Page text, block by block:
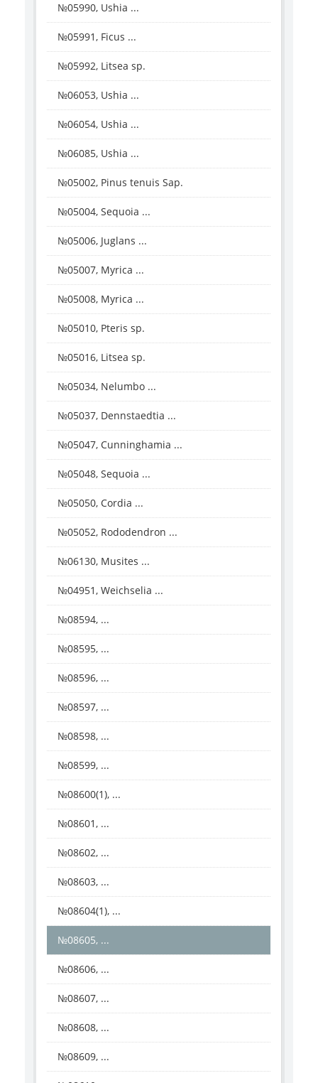
№05990, Ushia ...
№05991, Ficus ...
№05992, Litsea sp.
№06053, Ushia ...
№06054, Ushia ...
№06085, Ushia ...
№05002, Pinus tenuis Sap.
№05004, Sequoia ...
№05006, Juglans ...
№05007, Myrica ...
№05008, Myrica ...
№05010, Pteris sp.
№05016, Litsea sp.
№05034, Nelumbo ...
№05037, Dennstaedtia ...
№05047, Cunninghamia ...
№05048, Sequoia ...
№05050, Cordia ...
№05052, Rododendron ...
№06130, Musites ...
№04951, Weichselia ...
№08594, ...
№08595, ...
№08596, ...
№08597, ...
№08598, ...
№08599, ...
№08600(1), ...
№08601, ...
№08602, ...
№08603, ...
№08604(1), ...
№08605, ...
№08606, ...
№08607, ...
№08608, ...
№08609, ...